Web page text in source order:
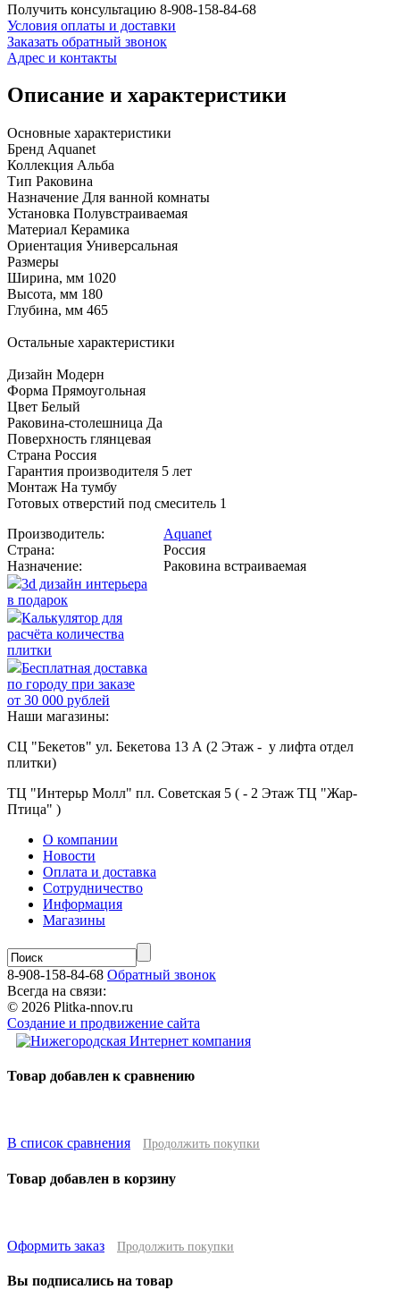
Получить консультацию 8-908-158-84-68
Условия оплаты и доставки
Заказать обратный звонок
Адрес и контакты
Описание и характеристики
Основные характеристики
Бренд Aquanet
Коллекция Альба
Тип Раковина
Назначение Для ванной комнаты
Установка Полувстраиваемая
Материал Керамика
Ориентация Универсальная
Размеры
Ширина, мм 1020
Высота, мм 180
Глубина, мм 465
Остальные характеристики
Дизайн Модерн
Форма Прямоугольная
Цвет Белый
Раковина-столешница Да
Поверхность глянцевая
Страна Россия
Гарантия производителя 5 лет
Монтаж На тумбу
Готовых отверстий под смеситель 1
Производитель:
Aquanet
Страна:
Россия
Назначение:
Раковина встраиваемая
3d дизайн интерьера
в подарок
Калькулятор для
расчёта количества
плитки
Бесплатная доставка
по городу при заказе
от 30 000 рублей
Наши магазины:
СЦ "Бекетов" ул. Бекетова 13 А (2 Этаж - у лифта отдел
плитки)
ТЦ "Интерьр Молл" пл. Советская 5 ( - 2 Этаж ТЦ "Жар-
Птица" )
О компании
Новости
Оплата и доставка
Сотрудничество
Информация
Магазины
8-908-158-84-68 Обратный звонок
Всегда на связи:
© 2026 Plitka-nnov.ru
Создание и продвижение сайта
Товар добавлен к сравнению
В список сравнения Продолжить покупки
Товар добавлен в корзину
Оформить заказ Продолжить покупки
Вы подписались на товар